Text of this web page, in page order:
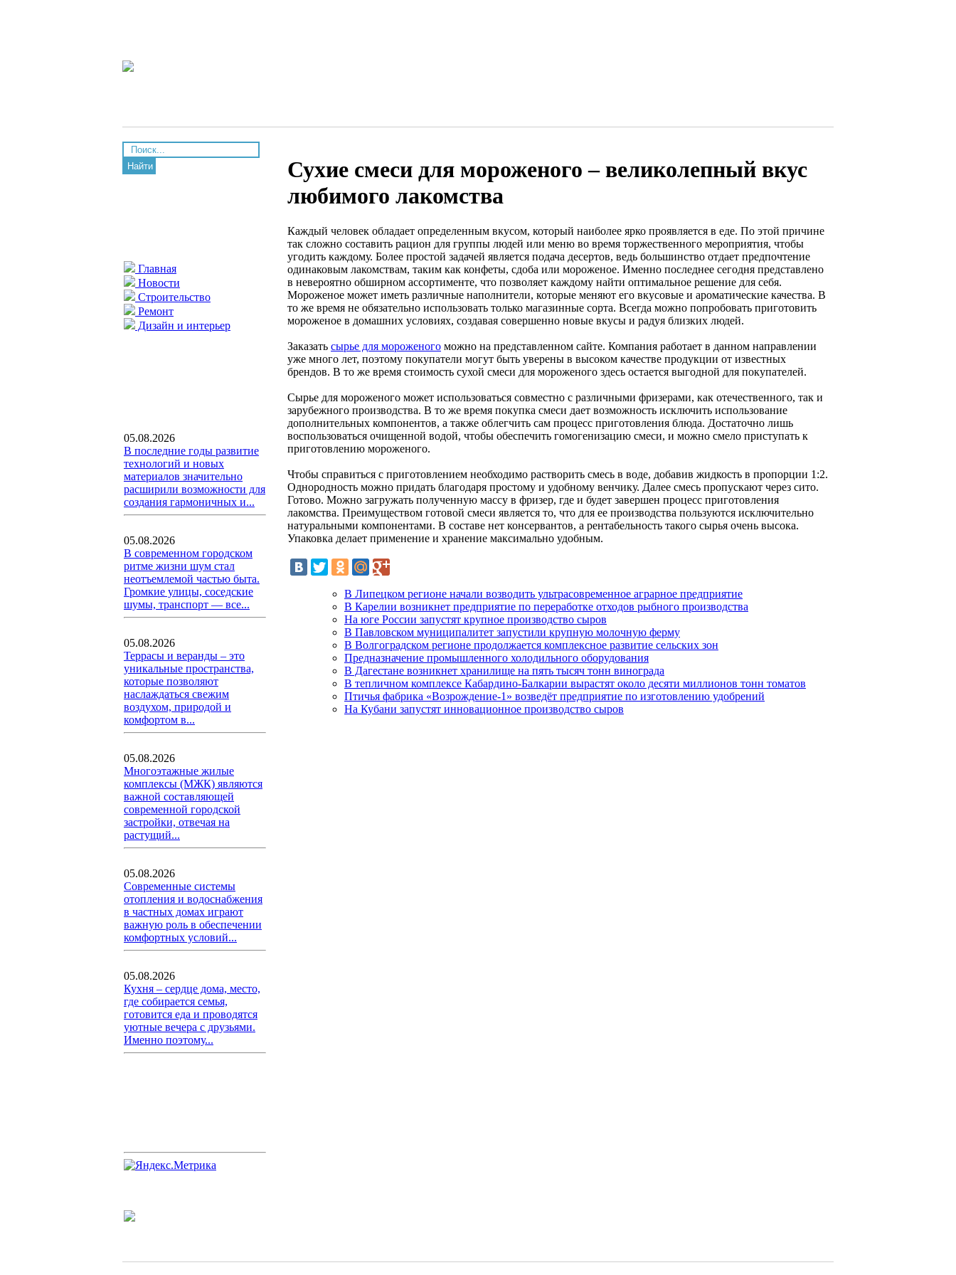
Найти
Главная
Новости
Строительство
Ремонт
Дизайн и интерьер
05.08.2026
В последние годы развитие
технологий и новых
материалов значительно
расширили возможности для
создания гармоничных и...
05.08.2026
В современном городском
ритме жизни шум стал
неотъемлемой частью быта.
Громкие улицы, соседские
шумы, транспорт — все...
05.08.2026
Террасы и веранды – это
уникальные пространства,
которые позволяют
наслаждаться свежим
воздухом, природой и
комфортом в...
05.08.2026
Многоэтажные жилые
комплексы (МЖК) являются
важной составляющей
современной городской
застройки, отвечая на
растущий...
05.08.2026
Современные системы
отопления и водоснабжения
в частных домах играют
важную роль в обеспечении
комфортных условий...
05.08.2026
Кухня – сердце дома, место,
где собирается семья,
готовится еда и проводятся
уютные вечера с друзьями.
Именно поэтому...
Сухие смеси для мороженого – великолепный вкус
любимого лакомства
Каждый человек обладает определенным вкусом, который наиболее ярко проявляется в еде. По этой причине
так сложно составить рацион для группы людей или меню во время торжественного мероприятия, чтобы
угодить каждому. Более простой задачей является подача десертов, ведь большинство отдает предпочтение
одинаковым лакомствам, таким как конфеты, сдоба или мороженое. Именно последнее сегодня представлено
в невероятно обширном ассортименте, что позволяет каждому найти оптимальное решение для себя.
Мороженое может иметь различные наполнители, которые меняют его вкусовые и ароматические качества. В
то же время не обязательно использовать только магазинные сорта. Всегда можно попробовать приготовить
мороженое в домашних условиях, создавая совершенно новые вкусы и радуя близких людей.
Заказать сырье для мороженого можно на представленном сайте. Компания работает в данном направлении
уже много лет, поэтому покупатели могут быть уверены в высоком качестве продукции от известных
брендов. В то же время стоимость сухой смеси для мороженого здесь остается выгодной для покупателей.
Сырье для мороженого может использоваться совместно с различными фризерами, как отечественного, так и
зарубежного производства. В то же время покупка смеси дает возможность исключить использование
дополнительных компонентов, а также облегчить сам процесс приготовления блюда. Достаточно лишь
воспользоваться очищенной водой, чтобы обеспечить гомогенизацию смеси, и можно смело приступать к
приготовлению мороженого.
Чтобы справиться с приготовлением необходимо растворить смесь в воде, добавив жидкость в пропорции 1:2.
Однородность можно придать благодаря простому и удобному венчику. Далее смесь пропускают через сито.
Готово. Можно загружать полученную массу в фризер, где и будет завершен процесс приготовления
лакомства. Преимуществом готовой смеси является то, что для ее производства пользуются исключительно
натуральными компонентами. В составе нет консервантов, а рентабельность такого сырья очень высока.
Упаковка делает применение и хранение максимально удобным.
В Липецком регионе начали возводить ультрасовременное аграрное предприятие
В Карелии возникнет предприятие по переработке отходов рыбного производства
На юге России запустят крупное производство сыров
В Павловском муниципалитет запустили крупную молочную ферму
В Волгоградском регионе продолжается комплексное развитие сельских зон
Предназначение промышленного холодильного оборудования
В Дагестане возникнет хранилище на пять тысяч тонн винограда
В тепличном комплексе Кабардино-Балкарии вырастят около десяти миллионов тонн томатов
Птичья фабрика «Возрождение-1» возведёт предприятие по изготовлению удобрений
На Кубани запустят инновационное производство сыров